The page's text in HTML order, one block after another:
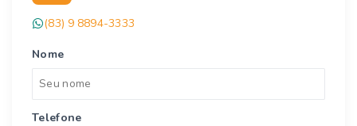
(83) 9 8894-3333
Nome
Telefone